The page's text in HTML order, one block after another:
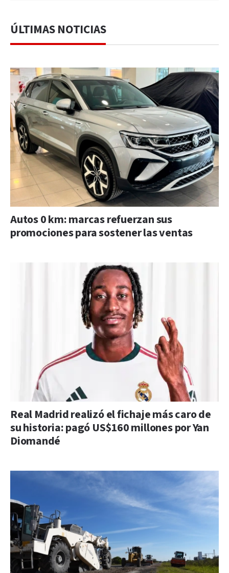
ÚLTIMAS NOTICIAS
Autos 0 km: marcas refuerzan sus
promociones para sostener las ventas
Real Madrid realizó el fichaje más caro de
su historia: pagó US$160 millones por Yan
Diomandé